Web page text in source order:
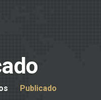
Publicado